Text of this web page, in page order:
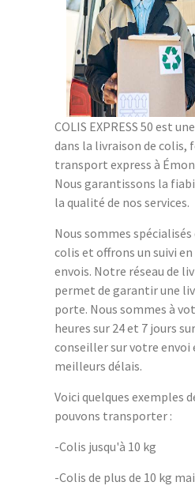
COLIS EXPRESS 50 est
dans la livraison de colis,
transport express à
Nous garantissons la
la qualité de nos services.
Nous sommes
colis et offrons un suivi
envois. Notre réseau de
permet de garantir une
porte. Nous sommes à
heures sur 24 et 7 jours
conseiller sur votre envoi
meilleurs délais.
Voici quelques exemples
pouvons transporter :
-Colis jusqu'à 10 kg
-Colis de plus de 10 kg